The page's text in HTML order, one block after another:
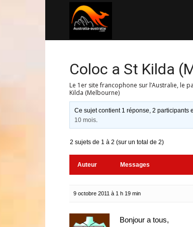
Coloc a St Kilda
Le 1er site francophone sur l’Australie, le
Kilda (Melbourne)
Ce sujet contient 1 réponse, 2 participants
10 mois.
2 sujets de 1 à 2 (sur un total de 2)
Auteur Messages
9 octobre 2011 à 1 h 19 min
Bonjour a tous,